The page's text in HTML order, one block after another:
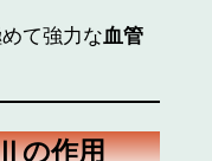
て強力な血管
の作用